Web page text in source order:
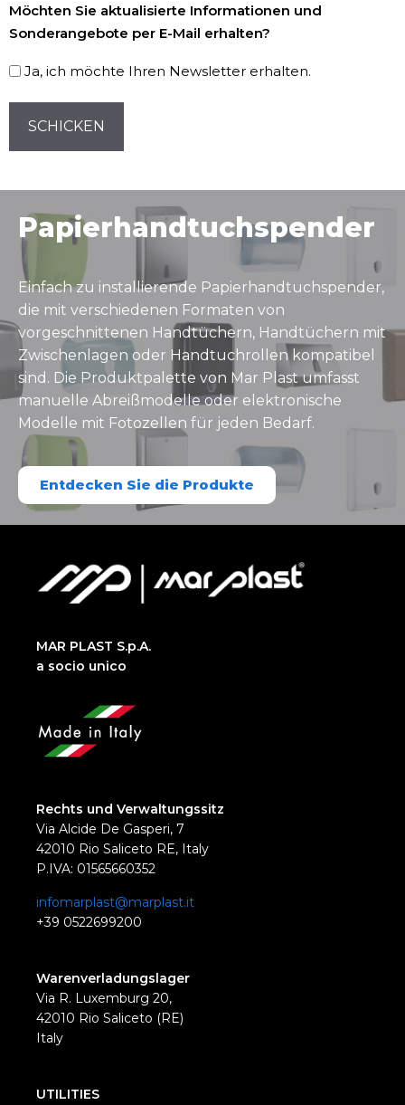
Registrierung
Möchten Sie aktualisierte Informationen und
Sonderangebote per E-Mail erhalten?
Ja, ich möchte Ihren Newsletter erhalten.
CAPTCHA
Papierhandtuchspender
Einfach zu installierende Papierhandtuchspender,
die mit verschiedenen Formaten von
vorgeschnittenen Handtüchern, Handtüchern mit
Zwischenlagen oder Handtuchrollen kompatibel
sind. Die Produktpalette von Mar Plast umfasst
manuelle Abreißmodelle oder elektronische
Modelle mit Fotozellen für jeden Bedarf.
Entdecken Sie die Produkte
MAR PLAST S.p.A.
a socio unico
Rechts und Verwaltungssitz
Via Alcide De Gasperi, 7
42010 Rio Saliceto RE, Italy
P.IVA: 01565660352
infomarplast@marplast.it
+39 0522699200
Warenverladungslager
Via R. Luxemburg 20,
42010 Rio Saliceto (RE)
Italy
UTILITIES